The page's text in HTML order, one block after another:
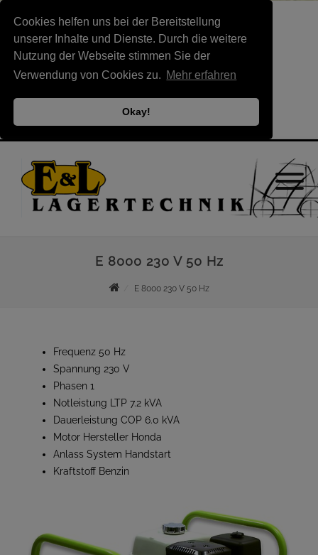
Cookies helfen uns bei der Bereitstellung
unserer Inhalte und Dienste. Durch die weitere
Nutzung der Webseite stimmen Sie der
Verwendung von Cookies zu. Mehr erfahren
Okay!
E 8000 230 V 50 Hz
E 8000 230 V 50 Hz
Frequenz 50 Hz
Spannung 230 V
Phasen 1
Notleistung LTP 7.2 kVA
Dauerleistung COP 6.0 kVA
Motor Hersteller Honda
Anlass System Handstart
Kraftstoff Benzin